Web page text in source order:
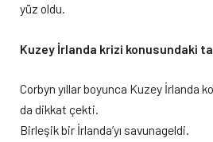
yüz oldu.
Kuzey İrlanda krizi konusundaki
Corbyn yıllar boyunca Kuzey İrlanda
da dikkat çekti.
Birleşik bir İrlanda’yı savunageldi.